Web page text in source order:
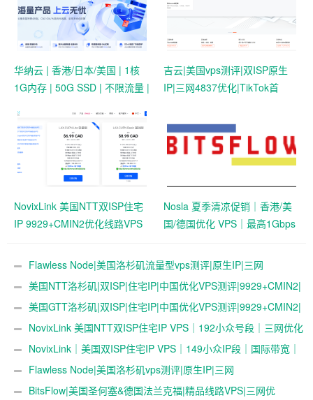
华纳云 | 香港/日本/美国 | 1核
1G内存 | 50G SSD | 不限流量 |
吉云|美国vps测评|双ISP原生
IP|三网4837优化|TikTok首
NovixLink 美国NTT双ISP住宅
IP 9929+CMIN2优化线路VPS
Nosla 夏季清凉促销｜香港/美
国/德国优化 VPS｜最高1Gbps
Flawless Node|美国洛杉矶流量型vps测评|原生IP|三网
4837|1Gbps|年付$36起|解锁奈飞&ChatGPT&TikTok
美国NTT洛杉矶|双ISP|住宅IP|中国优化VPS测评|9929+CMIN2|
月付￥34起|跨境社媒电商运营|TikTok直播
美国GTT洛杉矶|双ISP|住宅IP|中国优化VPS测评|9929+CMIN2|
月付￥34起|跨境社媒电商运营|TikTok直播
NovixLink 美国NTT双ISP住宅IP VPS｜192小众号段｜三网优化
｜34元/月起
NovixLink｜美国双ISP住宅IP VPS｜149小众IP段｜国际带宽｜
29元/月起
Flawless Node|美国洛杉矶vps测评|原生IP|三网
4837|0.5T@200Mbps|年付$36起|解锁奈飞&ChatGPT&TikTok
BitsFlow|美国圣何塞&德国法兰克福|精品线路VPS|三网优